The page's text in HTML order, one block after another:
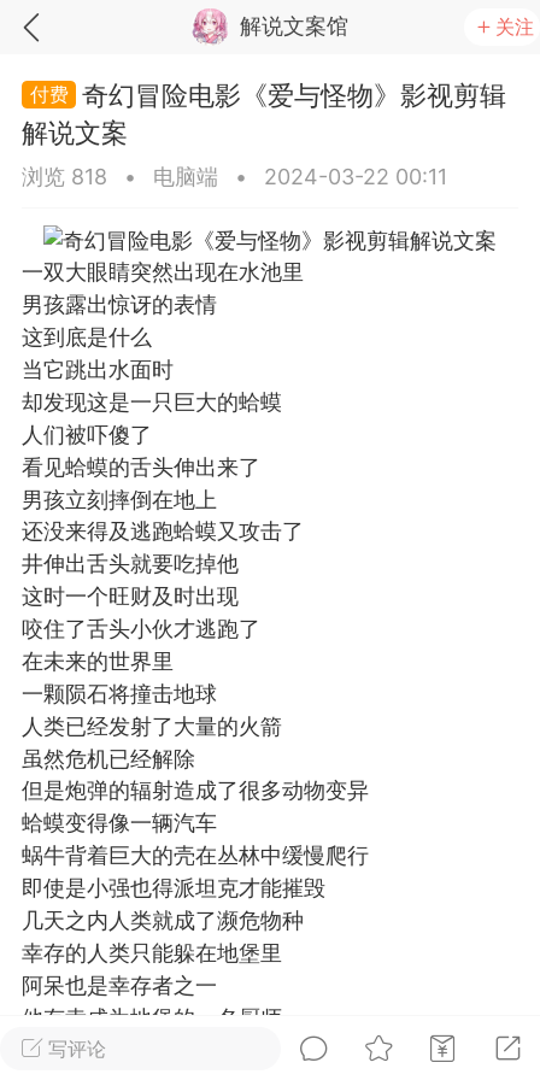
解说文案馆 关注
视频
真吃饭的兔子
152
废话文学|能力越大，能力
就越大
合吃草莓的季节
152
我向你奔赴而来，你就是星
辰大海
散落星河
绝美壁纸
152
星光璀璨
给你一口甜
视频
写评论
奇幻冒险电影《爱与怪物》影视剪辑
解说文案
浏览 818 • 电脑端 • 2024-03-22 00:11
一双大眼睛突然出现在水池里
男孩露出惊讶的表情
这到底是什么
当它跳出水面时
却发现这是一只巨大的蛤蟆
人们被吓傻了
看见蛤蟆的舌头伸出来了
男孩立刻摔倒在地上
还没来得及逃跑蛤蟆又攻击了
井伸出舌头就要吃掉他
这时一个旺财及时出现
咬住了舌头小伙才逃跑了
在未来的世界里
一颗陨石将撞击地球
人类已经发射了大量的火箭
虽然危机已经解除
但是炮弹的辐射造成了很多动物变异
蛤蟆变得像一辆汽车
蜗牛背着巨大的壳在丛林中缓慢爬行
即使是小强也得派坦克才能摧毁
几天之内人类就成了濒危物种
幸存的人类只能躲在地堡里
阿呆也是幸存者之一
他有幸成为地堡的一名厨师
但遇到打怪之类的活